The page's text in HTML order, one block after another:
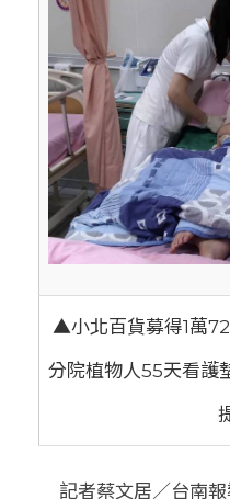
▲小北百貨募得1萬
分院植物人55天看護
記者蔡文居／台南報